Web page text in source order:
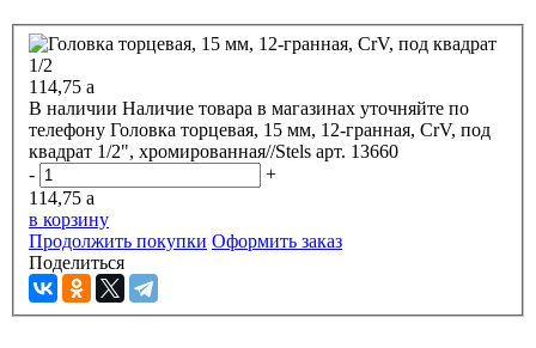
114,75 a
В наличии Наличие товара в магазинах уточняйте по
телефону Головка торцевая, 15 мм, 12-гранная, CrV, под
квадрат 1/2", хромированная//Stels арт. 13660
-
+
114,75 a
в корзину
Продолжить покупки Оформить заказ
Поделиться